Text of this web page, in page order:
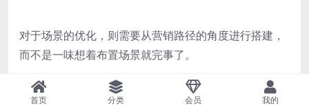
对于场景的优化，则需要从营销路径的角度进行搭建，
而不是一味想着布置场景就完事了。
我们应该要去分析，从用户的第一视觉，如何去体现我
首页 分类 会员 我的